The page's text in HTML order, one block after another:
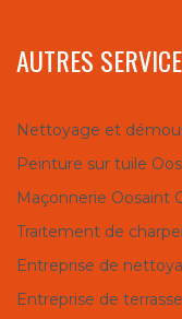
AUTRES
Nettoyage et
Peinture sur tuile
Maçonnerie Oosaint
Traitement de
Entreprise de
Entreprise de